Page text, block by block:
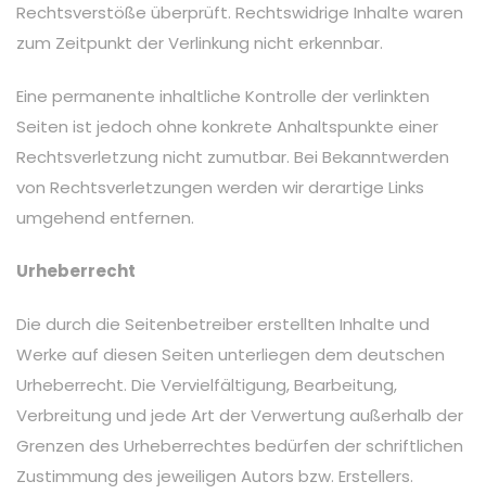
Rechtsverstöße überprüft. Rechtswidrige Inhalte waren
zum Zeitpunkt der Verlinkung nicht erkennbar.
Eine permanente inhaltliche Kontrolle der verlinkten
Seiten ist jedoch ohne konkrete Anhaltspunkte einer
Rechtsverletzung nicht zumutbar. Bei Bekanntwerden
von Rechtsverletzungen werden wir derartige Links
umgehend entfernen.
Urheberrecht
Die durch die Seitenbetreiber erstellten Inhalte und
Werke auf diesen Seiten unterliegen dem deutschen
Urheberrecht. Die Vervielfältigung, Bearbeitung,
Verbreitung und jede Art der Verwertung außerhalb der
Grenzen des Urheberrechtes bedürfen der schriftlichen
Zustimmung des jeweiligen Autors bzw. Erstellers.